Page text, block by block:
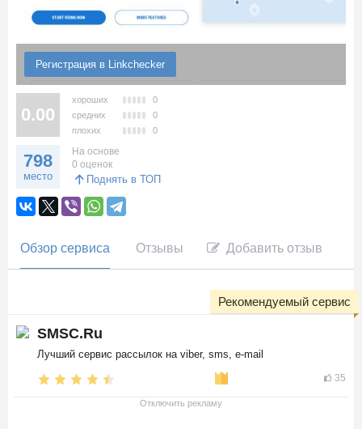
Регистрация в Linkchecker
0.00
хороших
0
средних
0
плохих
0
798
место
На основе
0 оценок
Поднять в ТОП
Обзор сервиса Отзывы Добавить отзыв
SMSC.Ru
Лучший сервис рассылок на viber, sms, e-mail
35
Рекомендуемый сервис
Отключить рекламу